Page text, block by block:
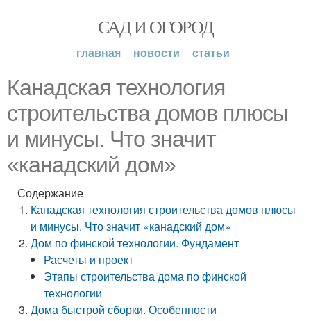
САД И ОГОРОД
главная новости статьи
Канадская технология
строительства домов плюсы
и минусы. Что значит
«канадский дом»
Содержание
Канадская технология строительства домов плюсы
и минусы. Что значит «канадский дом»
Дом по финской технологии. Фундамент
Расчеты и проект
Этапы строительства дома по финской
технологии
Дома быстрой сборки. Особенности